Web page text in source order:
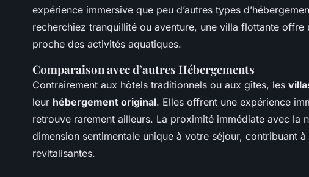
expérience immersive que peu d’autres types
recherchiez tranquillité ou aventure, une villa flottante offre
proche des activités aquatiques.
Comparaison avec d’autres Hébergements
Contrairement aux hôtels traditionnels ou aux gîtes, les
leur hébergement original. Elles offrent une expérience
retrouve rarement ailleurs. La proximité immédiate avec la
dimension sentimentale unique à votre séjour, contribuant
revitalisantes.